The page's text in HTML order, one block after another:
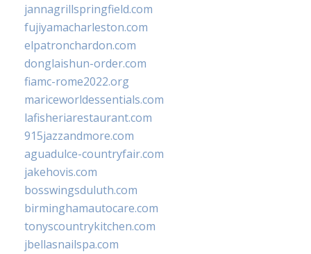
jannagrillspringfield.com
fujiyamacharleston.com
elpatronchardon.com
donglaishun-order.com
fiamc-rome2022.org
mariceworldessentials.com
lafisheriarestaurant.com
915jazzandmore.com
aguadulce-countryfair.com
jakehovis.com
bosswingsduluth.com
birminghamautocare.com
tonyscountrykitchen.com
jbellasnailspa.com